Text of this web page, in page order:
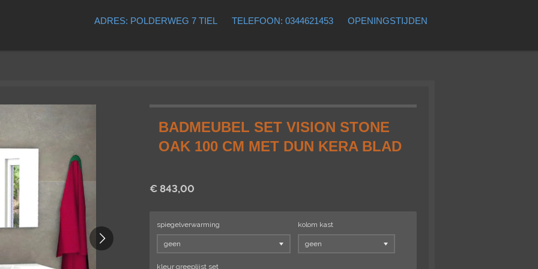
ADRES: POLDERWEG 7 TIEL TELEFOON: 0344621453 OPENINGSTIJDEN
BADMEUBEL SET VISION STONE
OAK 100 CM MET DUN KERA BLAD
€ 843,00
spiegelverwarming kolom kast
kleur greeplijst set